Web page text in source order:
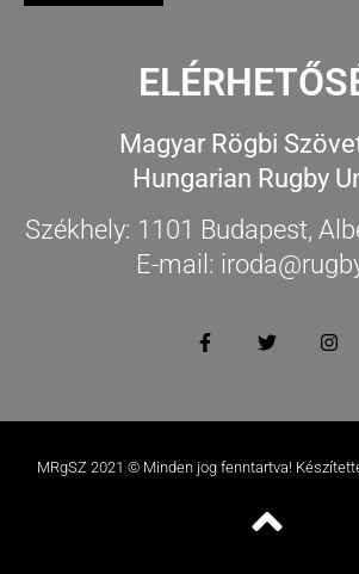
Magyar Rögbi
Hungarian Rugby
Székhely: 1101 Budapest,
E-mail:
MRgSZ 2021 © Minden jog fenntartva!